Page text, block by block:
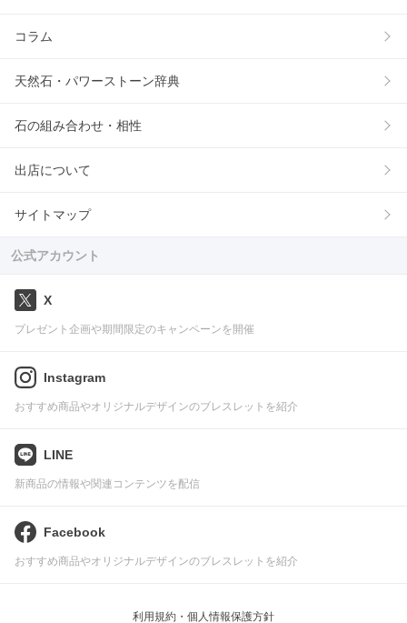
コラム
天然石・パワーストーン辞典
石の組み合わせ・相性
出店について
サイトマップ
公式アカウント
X
プレゼント企画や期間限定のキャンペーンを開催
Instagram
おすすめ商品やオリジナルデザインのブレスレットを紹介
LINE
新商品の情報や関連コンテンツを配信
Facebook
おすすめ商品やオリジナルデザインのブレスレットを紹介
利用規約・個人情報保護方針